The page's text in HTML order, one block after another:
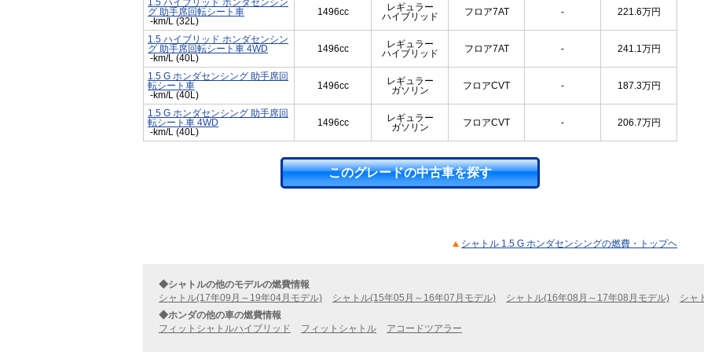
1.5 ハイブリッド ホンダセンシン
グ 助手席回転シート車
-km/L (32L)
1496cc
レギュラー
ハイブリッド
フロア7AT - 221.6万円
1.5 ハイブリッド ホンダセンシン
グ 助手席回転シート車 4WD
-km/L (40L)
1496cc
レギュラー
ハイブリッド
フロア7AT - 241.1万円
1.5 G ホンダセンシング 助手席回
転シート車
-km/L (40L)
1496cc
レギュラー
ガソリン
フロアCVT - 187.3万円
1.5 G ホンダセンシング 助手席回
転シート車 4WD
-km/L (40L)
1496cc
レギュラー
ガソリン
フロアCVT - 206.7万円
このグレードの中古車を探す
シャトル 1.5 G ホンダセンシングの燃費・トップヘ
◆シャトルの他のモデルの燃費情報
シャトル(17年09月～19年04月モデル)
シャトル(15年05月～16年07月モデル) シャトル(16年08月～17年08月モデル)
シャ
◆ホンダの他の車の燃費情報
フィットシャトルハイブリッド
フィットシャトル アコードツアラー